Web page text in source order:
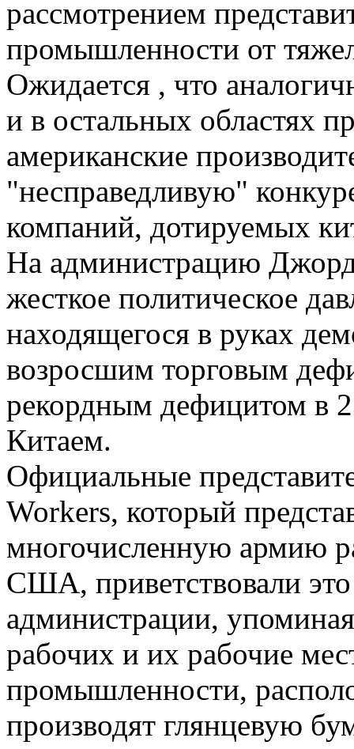
рассмотрением
промышленности от
Ожидается , что
и в остальных областях
американские
"несправедливую"
компаний, дотируемых
На администрацию
жесткое политическое
находящегося в руках
возросшим торговым
рекордным дефицитом в
Китаем.
Официальные
Workers, который
многочисленную армию
США, приветствовали
администрации,
рабочих и их рабочие
промышленности,
производят глянцевую